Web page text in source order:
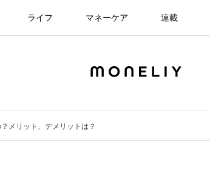
ライフ マネーケア 連載
メリット、デメリットは？